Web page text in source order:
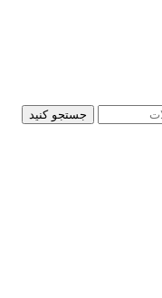
جستجو کنید